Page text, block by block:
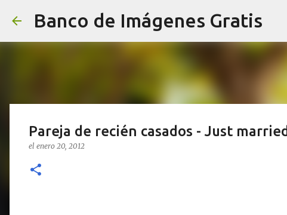
Banco de Imágenes Gratis
Pareja de recién casados - Just married
el enero 20, 2012